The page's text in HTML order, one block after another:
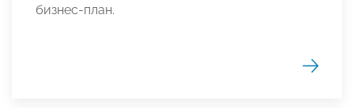
бизнес-план.